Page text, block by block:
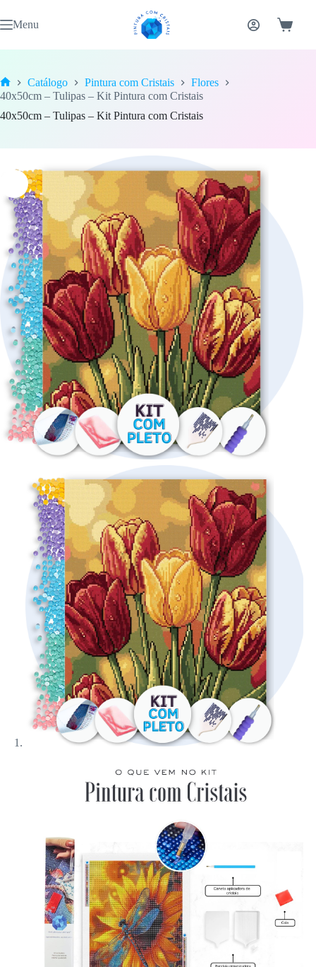
para
o
Menu Carrinho
Home
Catálogo Pintura com Cristais
Flores
40x50cm – Tulipas – Kit Pintura com Cristais
40x50cm – Tulipas – Kit Pintura com Cristais